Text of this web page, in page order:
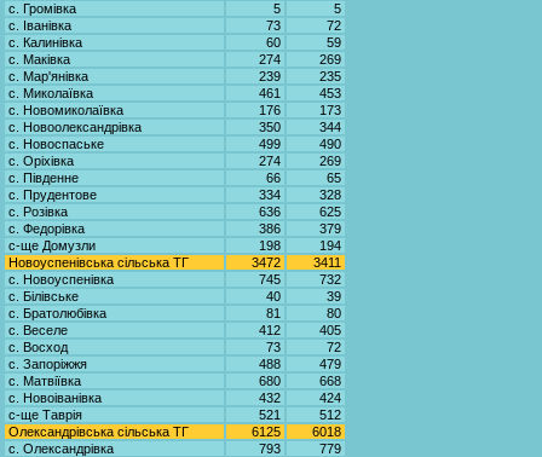
с. Громівка
5
5
с. Іванівка
73
72
с. Калинівка
60
59
с. Маківка
274
269
с. Мар'янівка
239
235
с. Миколаївка
461
453
с. Новомиколаївка
176
173
с. Новоолександрівка
350
344
с. Новоспаське
499
490
с. Оріхівка
274
269
с. Південне
66
65
с. Прудентове
334
328
с. Розівка
636
625
с. Федорівка
386
379
с-ще Домузли
198
194
Новоуспенівська сільська ТГ
3472
3411
с. Новоуспенівка
745
732
с. Білівське
40
39
с. Братолюбівка
81
80
с. Веселе
412
405
с. Восход
73
72
с. Запоріжжя
488
479
с. Матвіївка
680
668
с. Новоіванівка
432
424
с-ще Таврія
521
512
Олександрівська сільська ТГ
6125
6018
с. Олександрівка
793
779